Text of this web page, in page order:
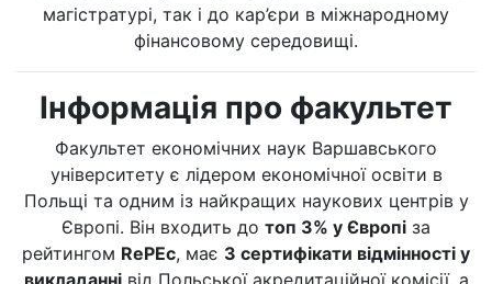
магістратурі, так і до кар’єри в міжнародному
фінансовому середовищі.
Інформація про факультет
Факультет економічних наук Варшавського
університету є лідером економічної освіти в
Польщі та одним із найкращих наукових центрів у
Європі. Він входить до топ 3% у Європі за
рейтингом RePEc, має 3 сертифікати відмінності у
викладаннівід Польської акредитаційної комісії, а